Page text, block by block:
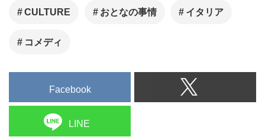
CULTURE おとなの事情 イタリア
コメディ
Facebook
LINE